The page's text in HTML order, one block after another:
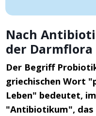
Nach
der Darmflora
Der Begriff
griechischen Wort
Leben" bedeutet,
"Antibiotikum", das